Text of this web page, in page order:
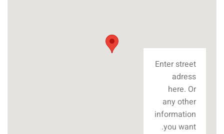
Enter street
adress
here. Or
any other
information
you want.